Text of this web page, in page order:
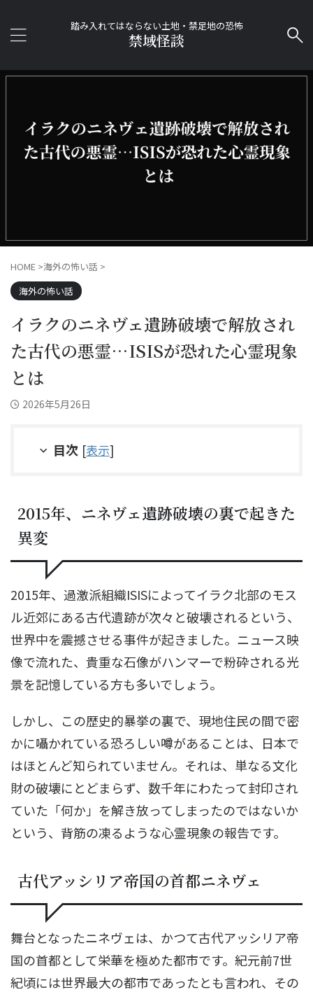
踏み入れてはならない土地・禁足地の恐怖
禁域怪談
HOME >海外の怖い話 >
海外の怖い話
イラクのニネヴェ遺跡破壊で解放され
た古代の悪霊…ISISが恐れた心霊現象
とは
2026年5月26日
目次 [表示]
2015年、ニネヴェ遺跡破壊の裏で起きた
異変
2015年、過激派組織ISISによってイラク北部のモス
ル近郊にある古代遺跡が次々と破壊されるという、
世界中を震撼させる事件が起きました。ニュース映
像で流れた、貴重な石像がハンマーで粉砕される光
景を記憶している方も多いでしょう。
しかし、この歴史的暴挙の裏で、現地住民の間で密
かに囁かれている恐ろしい噂があることは、日本で
はほとんど知られていません。それは、単なる文化
財の破壊にとどまらず、数千年にわたって封印され
ていた「何か」を解き放ってしまったのではないか
という、背筋の凍るような心霊現象の報告です。
古代アッシリア帝国の首都ニネヴェ
舞台となったニネヴェは、かつて古代アッシリア帝
国の首都として栄華を極めた都市です。紀元前7世
紀頃には世界最大の都市であったとも言われ、その